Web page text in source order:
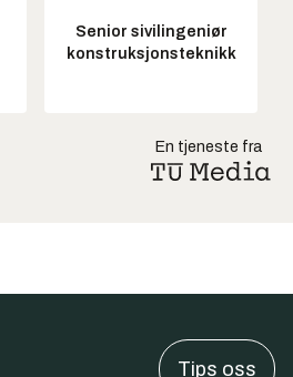
Senior sivilingeniør
konstruksjonsteknikk
En tjeneste fra
Tips oss